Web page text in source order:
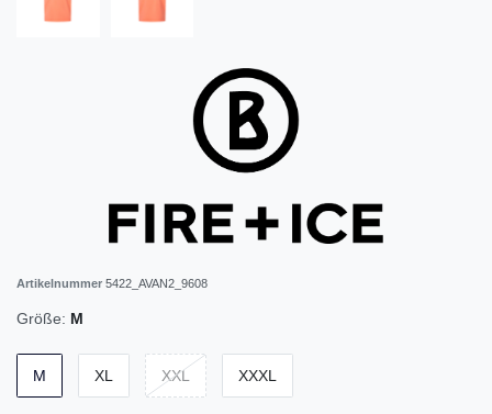
Artikelnummer 5422_AVAN2_9608
Größe: M
M XL XXL XXXL